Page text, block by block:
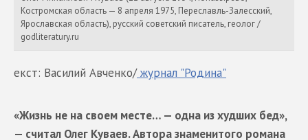
Костромская область — 8 апреля 1975, Переславль-Залесский,
Ярославская область), русский советский писатель, геолог /
godliteratury.ru
екст: Василий Авченко/журнал "Родина"
«Жизнь не на своем месте… — одна из худших бед»,
— считал Олег Куваев. Автора знаменитого романа